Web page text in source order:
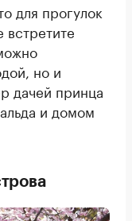
для прогулок
но и
дачей принца
и домом